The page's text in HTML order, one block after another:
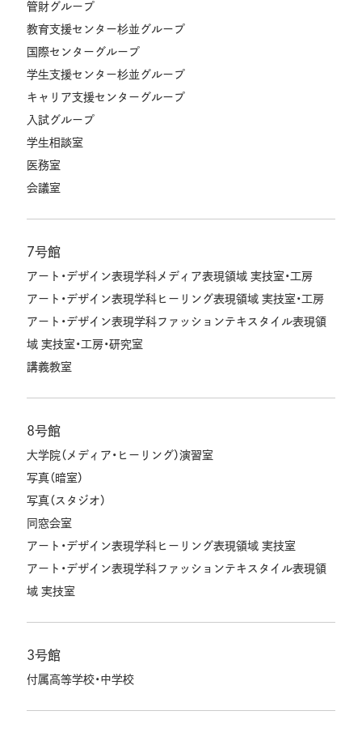
管財グループ
教育支援センター杉並グループ
国際センターグループ
学生支援センター杉並グループ
キャリア支援センターグループ
入試グループ
学生相談室
医務室
会議室
7号館
アート・デザイン表現学科メディア表現領域 実技室・工房
アート・デザイン表現学科ヒーリング表現領域 実技室・工房
アート・デザイン表現学科ファッションテキスタイル表現領
域 実技室・工房・研究室
講義教室
8号館
大学院（メディア・ヒーリング）演習室
写真（暗室）
写真（スタジオ）
同窓会室
アート・デザイン表現学科ヒーリング表現領域 実技室
アート・デザイン表現学科ファッションテキスタイル表現領
域 実技室
3号館
付属高等学校・中学校